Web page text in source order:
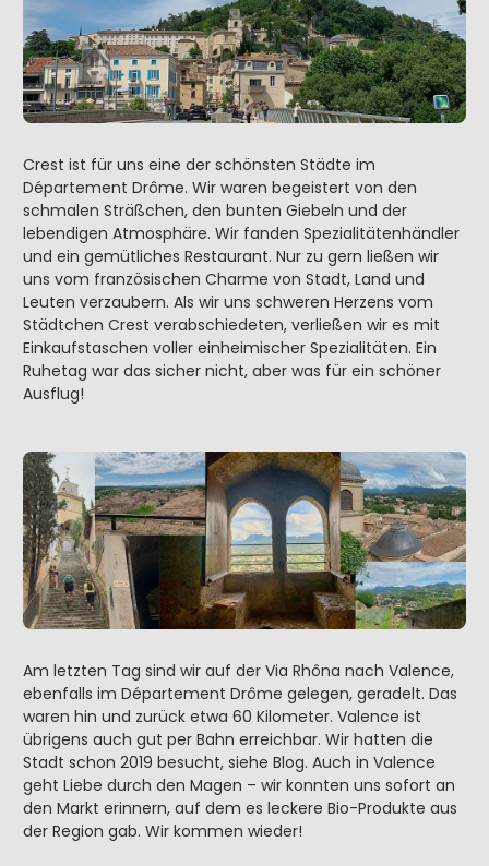
Crest ist für uns eine der schönsten Städte im
Département Drôme. Wir waren begeistert von den
schmalen Sträßchen, den bunten Giebeln und der
lebendigen Atmosphäre. Wir fanden Spezialitätenhändler
und ein gemütliches Restaurant. Nur zu gern ließen wir
uns vom französischen Charme von Stadt, Land und
Leuten verzaubern. Als wir uns schweren Herzens vom
Städtchen Crest verabschiedeten, verließen wir es mit
Einkaufstaschen voller einheimischer Spezialitäten. Ein
Ruhetag war das sicher nicht, aber was für ein schöner
Ausflug!
Am letzten Tag sind wir auf der Via Rhôna nach Valence,
ebenfalls im Département Drôme gelegen, geradelt. Das
waren hin und zurück etwa 60 Kilometer. Valence ist
übrigens auch gut per Bahn erreichbar. Wir hatten die
Stadt schon 2019 besucht, siehe Blog. Auch in Valence
geht Liebe durch den Magen – wir konnten uns sofort an
den Markt erinnern, auf dem es leckere Bio-Produkte aus
der Region gab. Wir kommen wieder!